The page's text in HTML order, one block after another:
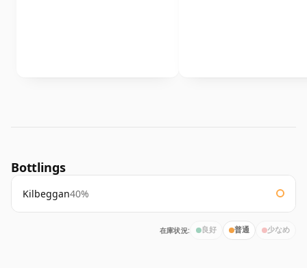
Bottlings
Kilbeggan40%
在庫状況: 良好 普通 少なめ